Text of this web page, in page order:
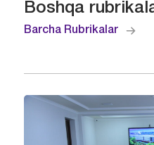
Boshqa
Barcha Rubrikalar